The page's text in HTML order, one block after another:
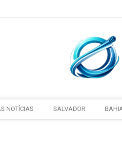
NOTÍCIAS SALVADOR